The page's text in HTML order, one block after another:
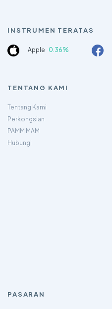
INSTRUMEN TERATAS
Apple 0.36%
TENTANG KAMI
Tentang Kami
Perkongsian
PAMM MAM
Hubungi
PASARAN